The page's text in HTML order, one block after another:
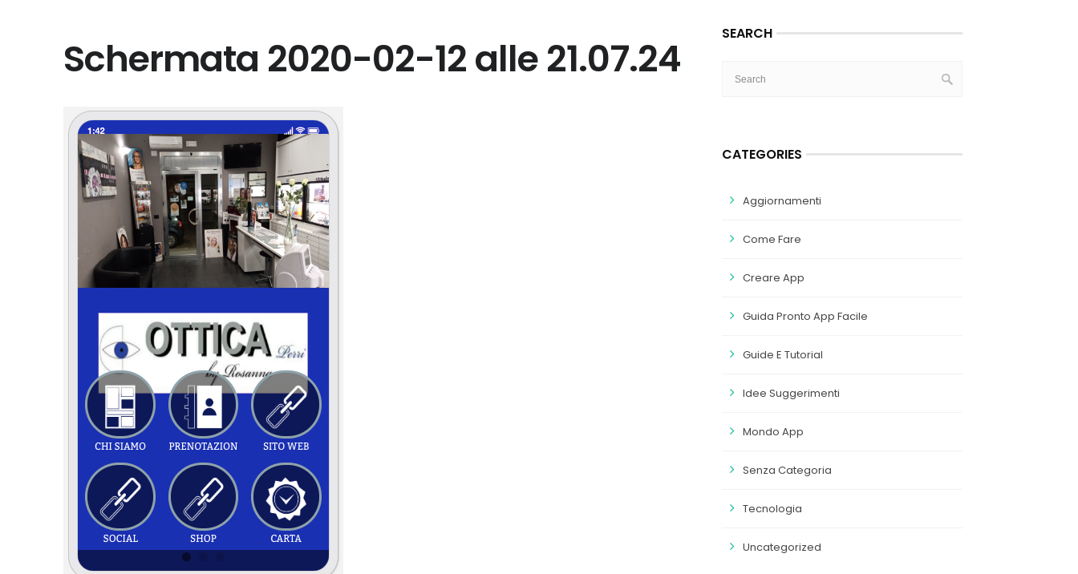
Schermata 2020-02-12 alle 21.07.24
SEARCH
CATEGORIES
Aggiornamenti
Come Fare
Creare App
Guida Pronto App Facile
Guide E Tutorial
Idee Suggerimenti
Mondo App
Senza Categoria
Tecnologia
Uncategorized